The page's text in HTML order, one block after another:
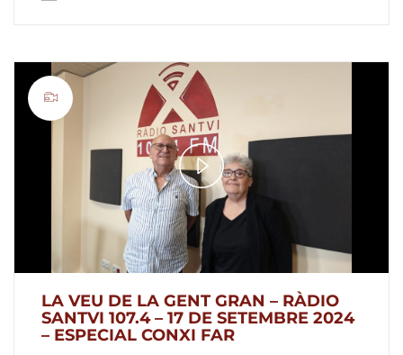
Play
Video
LA VEU DE LA GENT GRAN – RÀDIO
SANTVI 107.4 – 17 DE SETEMBRE 2024
– ESPECIAL CONXI FAR